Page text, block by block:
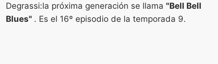
Degrassi:la próxima generación se llama "Bell Bell
Blues" . Es el 16º episodio de la temporada 9.